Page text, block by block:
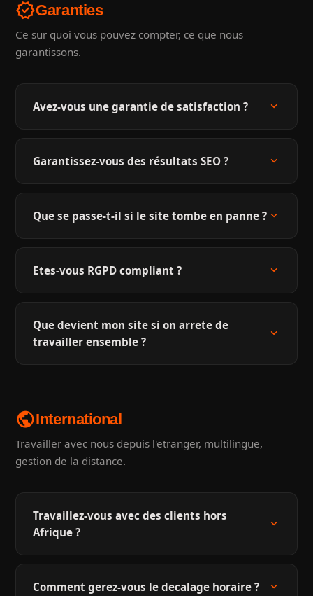
verifiedGaranties
Ce sur quoi vous pouvez compter, ce que nous
garantissons.
Avez-vous une garantie de satisfaction ? expand_more
Garantissez-vous des résultats SEO ? expand_more
Que se passe-t-il si le site tombe en panne ? expand_more
Etes-vous RGPD compliant ? expand_more
Que devient mon site si on arrete de
travailler ensemble ?
expand_more
publicInternational
Travailler avec nous depuis l'etranger, multilingue,
gestion de la distance.
Travaillez-vous avec des clients hors
Afrique ?
expand_more
Comment gerez-vous le decalage horaire ? expand_more